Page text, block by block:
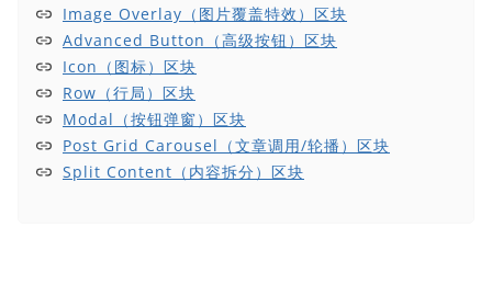
Image Overlay（图片覆盖特效）区块
Advanced Button（高级按钮）区块
Icon（图标）区块
Row（行局）区块
Modal（按钮弹窗）区块
Post Grid Carousel（文章调用/轮播）区块
Split Content（内容拆分）区块